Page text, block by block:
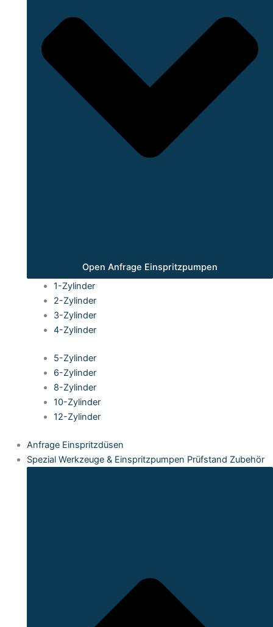
Open Anfrage Einspritzpumpen
1-Zylinder
2-Zylinder
3-Zylinder
4-Zylinder
5-Zylinder
6-Zylinder
8-Zylinder
10-Zylinder
12-Zylinder
Anfrage Einspritzdüsen
Spezial Werkzeuge & Einspritzpumpen Prüfstand Zubehör